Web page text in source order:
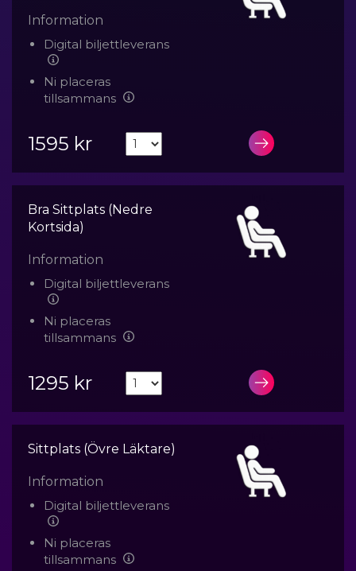
Information
Digital biljettleverans
Ni placeras
tillsammans
1595 kr LÄGG I
Bra Sittplats (Nedre
Kortsida)
Information
Digital biljettleverans
Ni placeras
tillsammans
1295 kr LÄGG I
Sittplats (Övre Läktare)
Information
Digital biljettleverans
Ni placeras
tillsammans